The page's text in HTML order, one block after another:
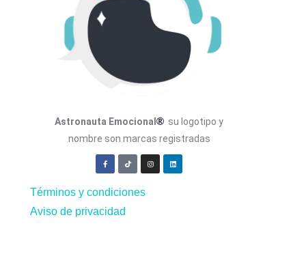
Astronauta Emocional® su logotipo y
nombre son marcas registradas
Términos y condiciones
Aviso de privacidad